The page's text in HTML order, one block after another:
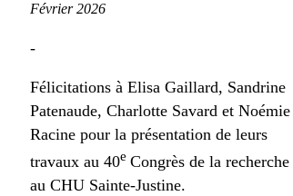
Février 2026
-
Félicitations à Elisa Gaillard, Sandrine
Patenaude, Charlotte Savard et Noémie
Racine pour la présentation de leurs
travaux au 40e Congrès de la recherche
au CHU Sainte-Justine.